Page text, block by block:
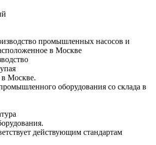
в Москве.